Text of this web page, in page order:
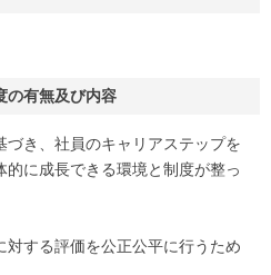
の有無及び内容
き、社員のキャリアステップを
に成長できる環境と制度が整っ
する評価を公正公平に行うため